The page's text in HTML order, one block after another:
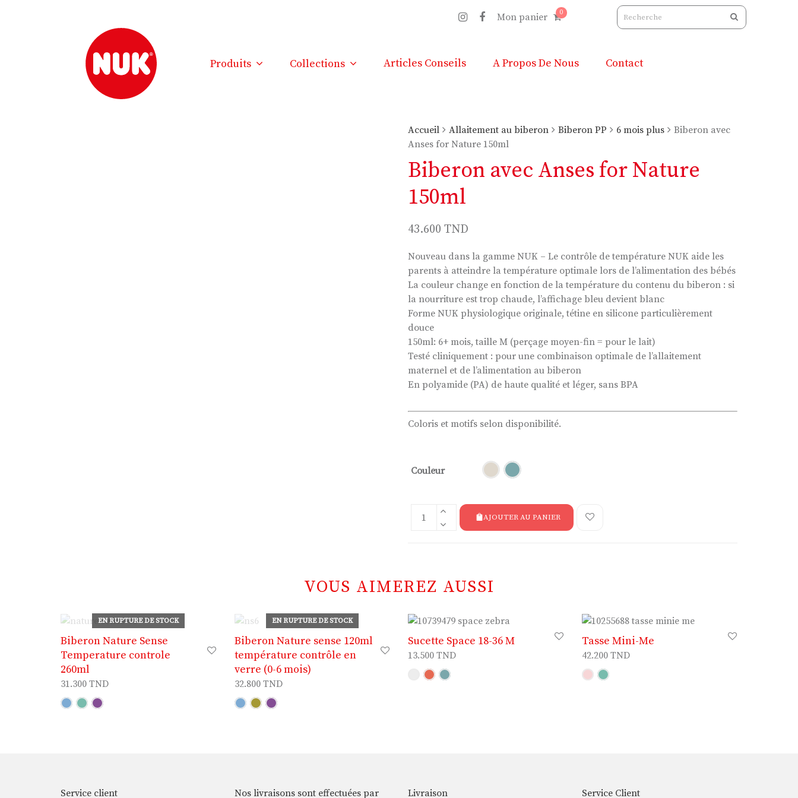
Mon panier 0
Produits Collections Articles Conseils A Propos De Nous Contact
Accueil Allaitement au biberon Biberon PP 6 mois plus
Biberon avec
Anses for Nature 150ml
Biberon avec Anses for Nature
150ml
43.600 TND
Nouveau dans la gamme NUK – Le contrôle de température NUK aide les
parents à atteindre la température optimale lors de l’alimentation des bébés
La couleur change en fonction de la température du contenu du biberon : si
la nourriture est trop chaude, l’affichage bleu devient blanc
Forme NUK physiologique originale, tétine en silicone particulièrement
douce
150ml: 6+ mois, taille M (perçage moyen-fin = pour le lait)
Testé cliniquement : pour une combinaison optimale de l’allaitement
maternel et de l’alimentation au biberon
En polyamide (PA) de haute qualité et léger, sans BPA
Coloris et motifs selon disponibilité.
Couleur
AJOUTER AU PANIER
VOUS AIMEREZ AUSSI
EN RUPTURE DE STOCK
Biberon Nature Sense
Temperature controle
260ml
31.300 TND
EN RUPTURE DE STOCK
Biberon Nature sense 120ml
température contrôle en
verre (0-6 mois)
32.800 TND
Sucette Space 18-36 M
13.500 TND
Tasse Mini-Me
42.200 TND
Service client Nos livraisons sont effectuées par Livraison Service Client